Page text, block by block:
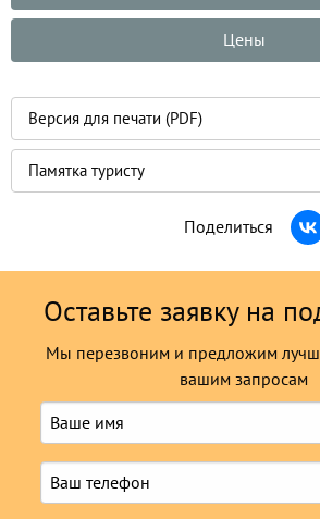
Цены
Версия для печати (PDF)
Памятка туристу
Поделиться
Оставьте заявку на
Мы перезвоним и предложим
вашим запросам